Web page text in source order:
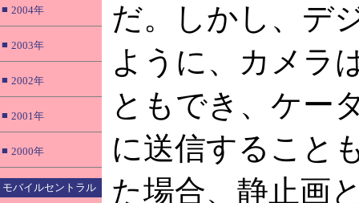
■ 2004年
■ 2003年
■ 2002年
■ 2001年
■ 2000年
モバイルセントラル
だ。しかし、デ
ように、カメラ
ともでき、ケー
に送信すること
た場合、静止画